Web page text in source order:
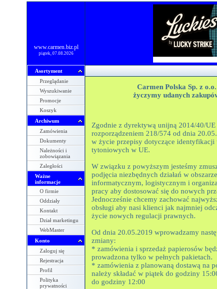
www.carmen.biz.pl
piątek, 07.08.2026
Asortyment
Przeglądanie
Wyszukiwanie
Promocje
Koszyk
Archiwum
Zamówienia
Dokumenty
Należności i
zobowiązania
Zaległości
Ważne
informacje
O firmie
Oddziały
Kontakt
Dział marketingu
WebMaster
Konto
Zaloguj się
Rejestracja
Profil
Polityka
prywatności
Carmen Polska Sp. z o.o.
życzymy udanych
Zgodnie z dyrektywą unijną 2014/40/
rozporządzeniem 218/574 od dnia
w życie przepisy dotyczące
tytoniowych w UE.
W związku z powyższym jesteśmy
podjęcia niezbędnych działań w obszarze
informatycznym, logistycznym i
pracy aby dostosować się do nowych
Jednocześnie chcemy zachować
obsługi aby nasi klienci jak najmniej
życie nowych regulacji prawnych.
Od dnia 20.05.2019 wprowadzamy
zmiany:
* zamówienia i sprzedaż papierosów
prowadzona tylko w pełnych pakietach.
* zamówienia z planowaną dostawą na
należy składać w piątek do godziny
do godziny 12:00